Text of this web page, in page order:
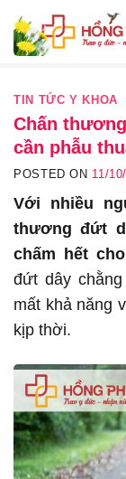
Skip
TIN TỨC Y KHOA
Chấn
cần phẫu
POSTED ON 11/
Với nhiều
thương đứt
chấm hết
đứt dây
mất khả năng
kịp thời.